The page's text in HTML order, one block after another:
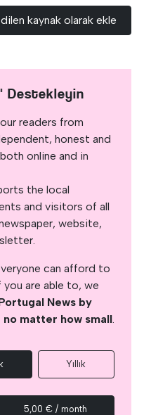
kaynak olarak ekle
Destekleyin
readers from
honest and
online and in
the local
and visitors of all
website,
can afford to
are able to, we
News by
matter how small.
Yıllık
5,00 € / month